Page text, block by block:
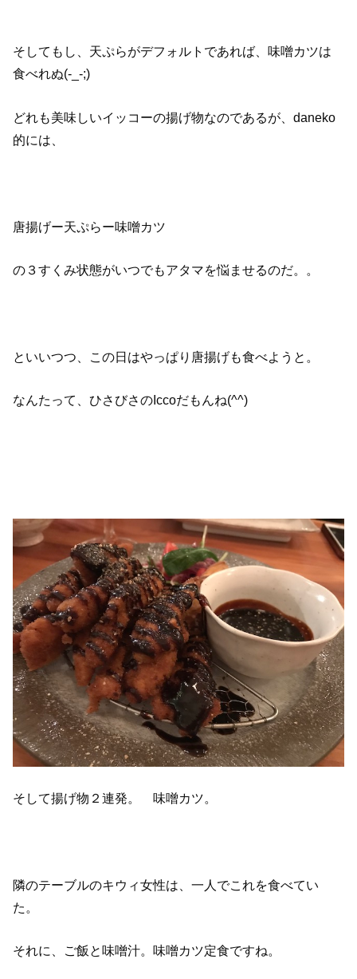
そしてもし、天ぷらがデフォルトであれば、味噌カツは
食べれぬ(-_-;)
どれも美味しいイッコーの揚げ物なのであるが、daneko
的には、
唐揚げー天ぷらー味噌カツ
の３すくみ状態がいつでもアタマを悩ませるのだ。。
といいつつ、この日はやっぱり唐揚げも食べようと。
なんたって、ひさびさのIccoだもんね(^^)
そして揚げ物２連発。 味噌カツ。
隣のテーブルのキウィ女性は、一人でこれを食べてい
た。
それに、ご飯と味噌汁。味噌カツ定食ですね。